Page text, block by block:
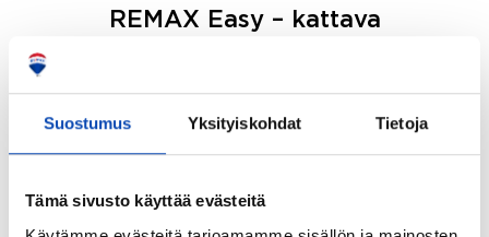
Suostumus Yksityiskohdat Tietoja
Tämä sivusto käyttää evästeitä
REMAX Easy – kattava
ostajille.
Tee ostotoimeksianto ja etsimme juuri